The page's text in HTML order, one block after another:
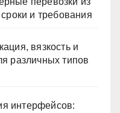
и требования
вязкость и
различных типов
интерфейсов: